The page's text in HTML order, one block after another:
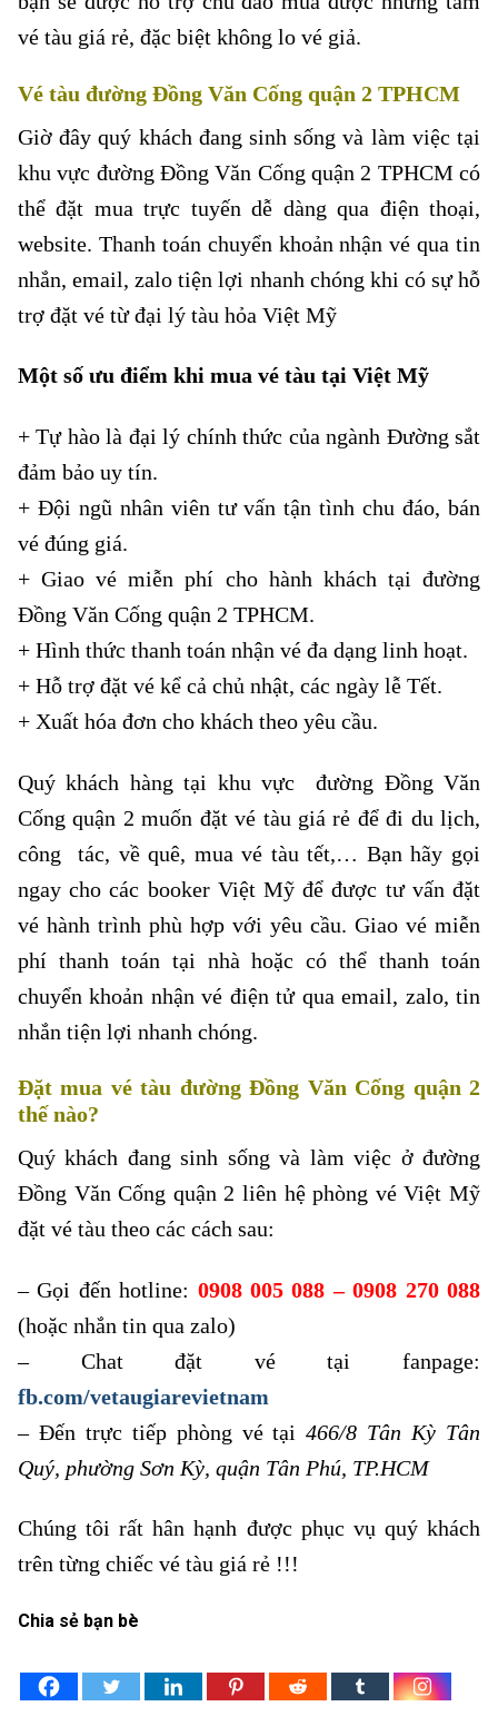
vé tàu giá rẻ, đặc biệt không lo vé giả.
Vé tàu đường Đồng Văn Cống quận 2 TPHCM
Giờ đây quý khách đang sinh sống và làm việc tại
khu vực đường Đồng Văn Cống quận 2 TPHCM có
thể đặt mua trực tuyến dễ dàng qua điện thoại,
website. Thanh toán chuyển khoản nhận vé qua tin
nhắn, email, zalo tiện lợi nhanh chóng khi có sự hỗ
trợ đặt vé từ đại lý tàu hỏa Việt Mỹ
Một số ưu điểm khi mua vé tàu tại Việt Mỹ
+ Tự hào là đại lý chính thức của ngành Đường sắt
đảm bảo uy tín.
+ Đội ngũ nhân viên tư vấn tận tình chu đáo, bán
vé đúng giá.
+ Giao vé miễn phí cho hành khách tại đường
Đồng Văn Cống quận 2 TPHCM.
+ Hình thức thanh toán nhận vé đa dạng linh hoạt.
+ Hỗ trợ đặt vé kể cả chủ nhật, các ngày lễ Tết.
+ Xuất hóa đơn cho khách theo yêu cầu.
Quý khách hàng tại khu vực đường Đồng Văn
Cống quận 2 muốn đặt vé tàu giá rẻ để đi du lịch,
công tác, về quê, mua vé tàu tết,… Bạn hãy gọi
ngay cho các booker Việt Mỹ để được tư vấn đặt
vé hành trình phù hợp với yêu cầu. Giao vé miễn
phí thanh toán tại nhà hoặc có thể thanh toán
chuyển khoản nhận vé điện tử qua email, zalo, tin
nhắn tiện lợi nhanh chóng.
Đặt mua vé tàu đường Đồng Văn Cống quận 2
thế nào?
Quý khách đang sinh sống và làm việc ở đường
Đồng Văn Cống quận 2 liên hệ phòng vé Việt Mỹ
đặt vé tàu theo các cách sau:
– Gọi đến hotline: 0908 005 088 – 0908 270 088
(hoặc nhắn tin qua zalo)
– Chat đặt vé tại fanpage:
fb.com/vetaugiarevietnam
– Đến trực tiếp phòng vé tại 466/8 Tân Kỳ Tân
Quý, phường Sơn Kỳ, quận Tân Phú, TP.HCM
Chúng tôi rất hân hạnh được phục vụ quý khách
trên từng chiếc vé tàu giá rẻ !!!
Chia sẻ bạn bè